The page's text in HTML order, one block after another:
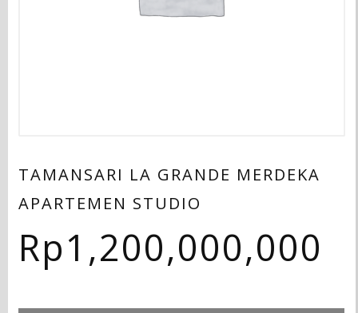
TAMANSARI LA GRANDE MERDEKA
APARTEMEN STUDIO
Rp1,200,000,000